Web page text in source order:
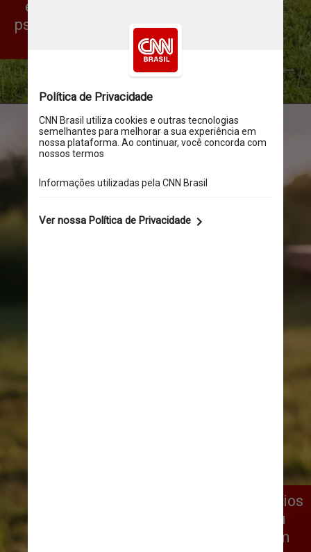
envolvam violência física ou
psicológica, entrou em vigor em
Belo Horizonte
Pexels/Yaroslav Shuraev
Não poderão mais ser utilizados meios
que violam a integridade física ou
mental do animal e que corrompam